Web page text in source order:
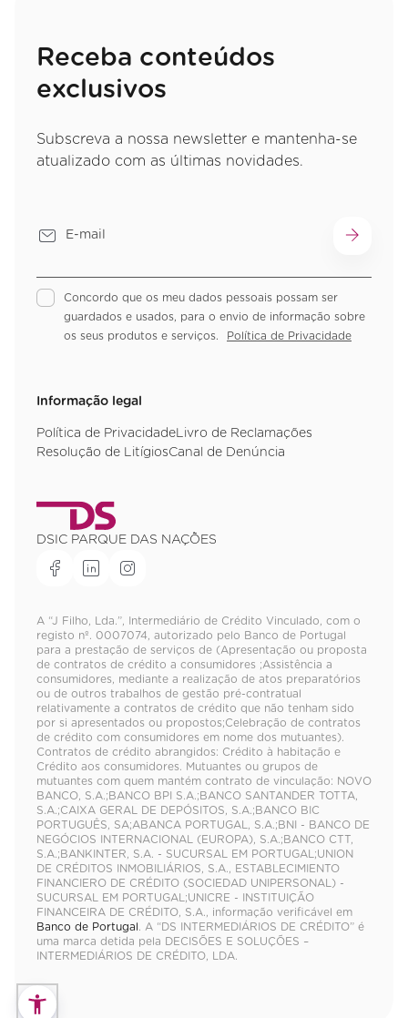
Receba conteúdos
exclusivos
Subscreva a nossa newsletter e mantenha-se
atualizado com as últimas novidades.
Concordo que os meu dados pessoais possam ser
guardados e usados, para o envio de informação sobre
os seus produtos e serviços.
Política de Privacidade
Informação legal
Política de Privacidade Livro de Reclamações
Resolução de LitígiosCanal de Denúncia
DSIC PARQUE DAS NAÇÕES
A “J Filho, Lda.”, Intermediário de Crédito Vinculado, com o
registo nº. 0007074, autorizado pelo Banco de Portugal
para a prestação de serviços de (Apresentação ou proposta
de contratos de crédito a consumidores ;Assistência a
consumidores, mediante a realização de atos preparatórios
ou de outros trabalhos de gestão pré-contratual
relativamente a contratos de crédito que não tenham sido
por si apresentados ou propostos;Celebração de contratos
de crédito com consumidores em nome dos mutuantes).
Contratos de crédito abrangidos: Crédito à habitação e
Crédito aos consumidores. Mutuantes ou grupos de
mutuantes com quem mantém contrato de vinculação: NOVO
BANCO, S.A.;BANCO BPI S.A.;BANCO SANTANDER TOTTA,
S.A.;CAIXA GERAL DE DEPÓSITOS, S.A.;BANCO BIC
PORTUGUÊS, SA;ABANCA PORTUGAL, S.A.;BNI - BANCO DE
NEGÓCIOS INTERNACIONAL (EUROPA), S.A.;BANCO CTT,
S.A.;BANKINTER, S.A. - SUCURSAL EM PORTUGAL;UNION
DE CRÉDITOS INMOBILIÁRIOS, S.A., ESTABLECIMIENTO
FINANCIERO DE CRÉDITO (SOCIEDAD UNIPERSONAL) -
SUCURSAL EM PORTUGAL;UNICRE - INSTITUIÇÃO
FINANCEIRA DE CRÉDITO, S.A., informação verificável em
Banco de Portugal. A “DS INTERMEDIÁRIOS DE CRÉDITO” é
uma marca detida pela DECISÕES E SOLUÇÕES –
INTERMEDIÁRIOS DE CRÉDITO, LDA.